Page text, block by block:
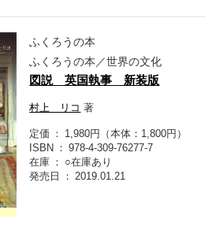
ふくろうの本
ふくろうの本／世界の文化
図説 英国執事 新装版
村上 リコ 著
定価
1,980円（本体：1,800円）
ISBN
978-4-309-76277-7
在庫
○在庫あり
発売日
2019.01.21